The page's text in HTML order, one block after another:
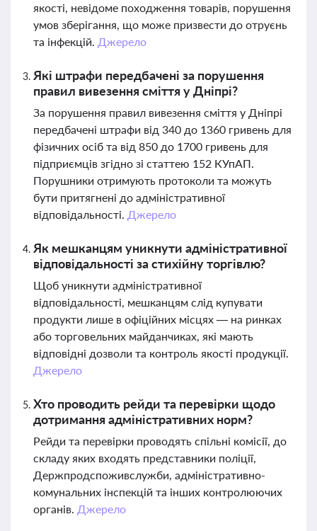
якості, невідоме походження товарів, порушення
умов зберігання, що може призвести до отруєнь
та інфекцій. Джерело
Які штрафи передбачені за порушення
правил вивезення сміття у Дніпрі?
За порушення правил вивезення сміття у Дніпрі
передбачені штрафи від 340 до 1360 гривень для
фізичних осіб та від 850 до 1700 гривень для
підприємців згідно зі статтею 152 КУпАП.
Порушники отримують протоколи та можуть
бути притягнені до адміністративної
відповідальності. Джерело
Як мешканцям уникнути адміністративної
відповідальності за стихійну торгівлю?
Щоб уникнути адміністративної
відповідальності, мешканцям слід купувати
продукти лише в офіційних місцях — на ринках
або торговельних майданчиках, які мають
відповідні дозволи та контроль якості продукції.
Джерело
Хто проводить рейди та перевірки щодо
дотримання адміністративних норм?
Рейди та перевірки проводять спільні комісії, до
складу яких входять представники поліції,
Держпродспоживслужби, адміністративно-
комунальних інспекцій та інших контролюючих
органів. Джерело